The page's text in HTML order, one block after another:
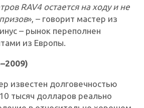
RAV4 остается на ходу и не
», – говорит мастер из
– рынок переполнен
из Европы.
известен долговечностью
тысяч долларов реально